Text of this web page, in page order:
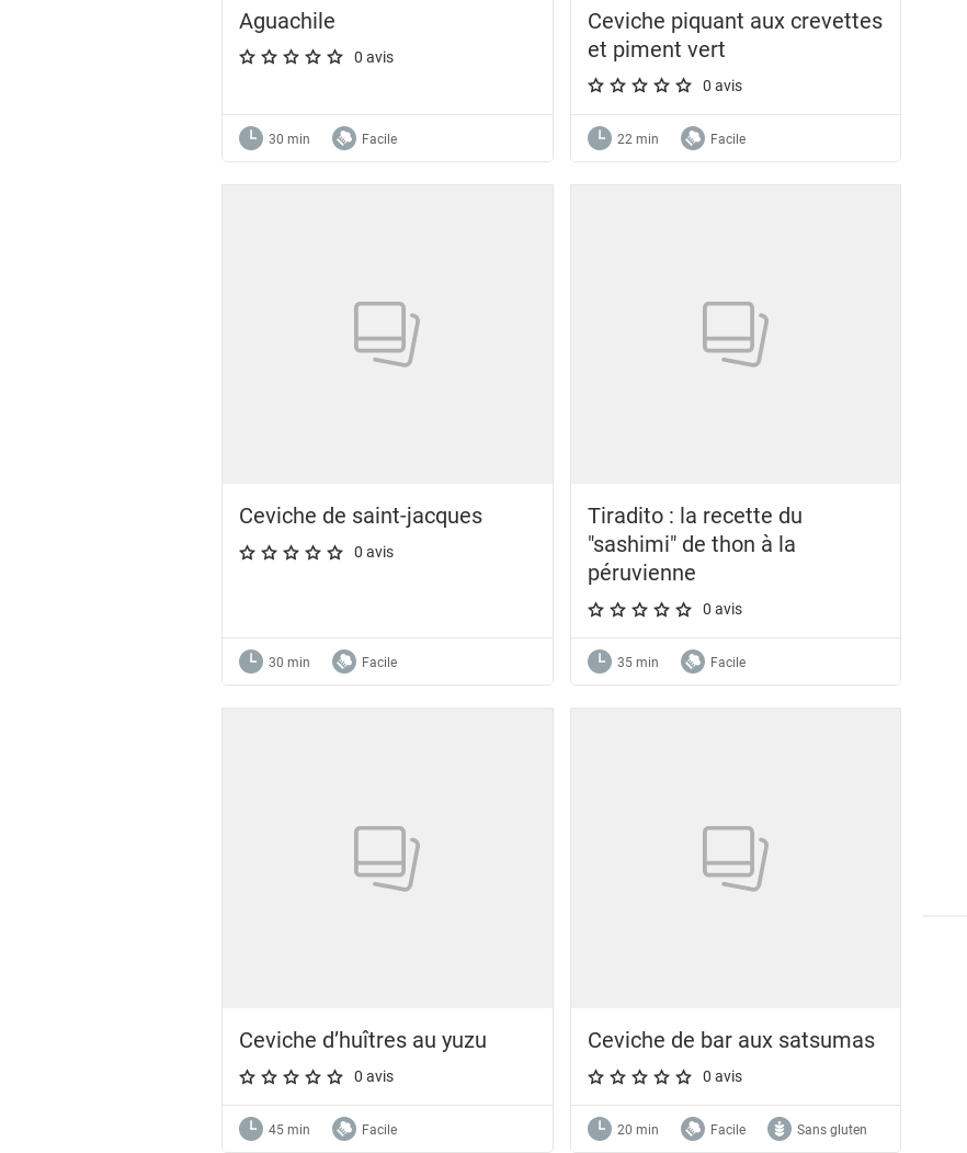
Aguachile
A star rating of 0 out of 5.
0 avis
30 min Facile
Ceviche piquant aux crevettes
et piment vert
A star rating of 0 out of 5.
0 avis
22 min Facile
Ceviche de saint-jacques
A star rating of 0 out of 5.
0 avis
30 min Facile
Tiradito : la recette du
"sashimi" de thon à la
péruvienne
A star rating of 0 out of 5.
0 avis
35 min Facile
Ceviche d’huîtres au yuzu
A star rating of 0 out of 5.
0 avis
45 min Facile
Ceviche de bar aux satsumas
A star rating of 0 out of 5.
0 avis
20 min Facile Sans gluten